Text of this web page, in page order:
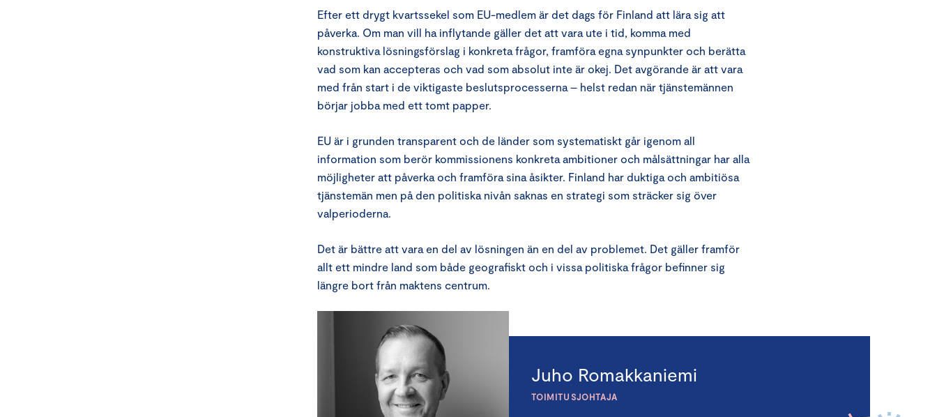
Efter ett drygt kvartssekel som EU-medlem är det dags för Finland att lära sig att
påverka. Om man vill ha inflytande gäller det att vara ute i tid, komma med
konstruktiva lösningsförslag i konkreta frågor, framföra egna synpunkter och berätta
vad som kan accepteras och vad som absolut inte är okej. Det avgörande är att vara
med från start i de viktigaste beslutsprocesserna – helst redan när tjänstemännen
börjar jobba med ett tomt papper.
EU är i grunden transparent och de länder som systematiskt går igenom all
information som berör kommissionens konkreta ambitioner och målsättningar har alla
möjligheter att påverka och framföra sina åsikter. Finland har duktiga och ambitiösa
tjänstemän men på den politiska nivån saknas en strategi som sträcker sig över
valperioderna.
Det är bättre att vara en del av lösningen än en del av problemet. Det gäller framför
allt ett mindre land som både geografiskt och i vissa politiska frågor befinner sig
längre bort från maktens centrum.
Juho Romakkaniemi
TOIMITUSJOHTAJA